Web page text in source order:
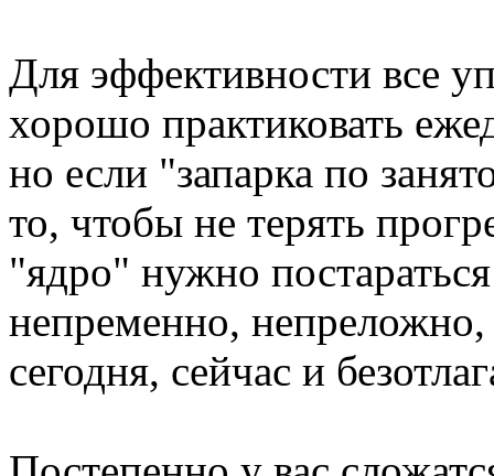
Для эффективности все
хорошо практиковать
но если "запарка по
то, чтобы не терять
"ядро" нужно
непременно,
сегодня, сейчас и